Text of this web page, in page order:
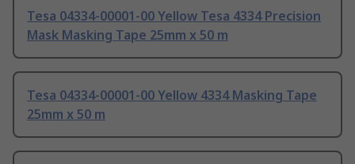
Tesa 04334-00001-00 Yellow Tesa 4334 Precision
Mask Masking Tape 25mm x 50 m
Tesa 04334-00001-00 Yellow 4334 Masking Tape
25mm x 50 m